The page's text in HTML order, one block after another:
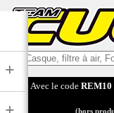
Avec le code REM10
(hors
+